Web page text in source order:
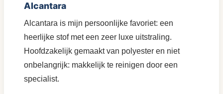
Alcantara
Alcantara is mijn persoonlijke favoriet: een
heerlijke stof met een zeer luxe uitstraling.
Hoofdzakelijk gemaakt van polyester en niet
onbelangrijk: makkelijk te reinigen door een
specialist.